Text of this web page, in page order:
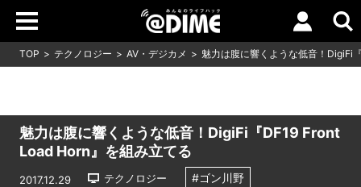
TOP テクノロジー AV・デジカメ 魅力は腹に響くような低音！DigiFi
魅力は腹に響くような低音！DigiFi『DF19 Front
Load Horn』を組み立てる
2017.12.29 テクノロジー #ゴン川野